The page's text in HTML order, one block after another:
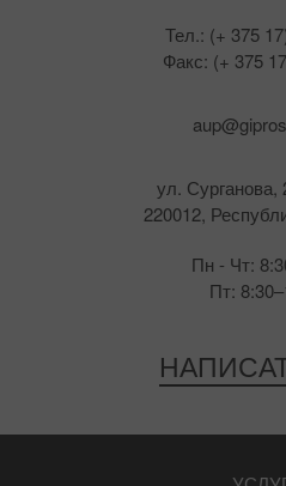
Тел.: (+ 375
Факс: (+ 375
ул. Сурганова,
220012,
Пн - Чт:
Пт: